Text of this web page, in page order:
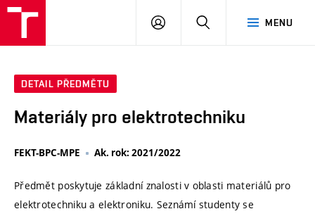
MENU
PŘIHLÁSIT
DETAIL PŘEDMĚTU
Materiály pro elektrotechniku
FEKT-BPC-MPE Ak. rok: 2021/2022
Předmět poskytuje základní znalosti v oblasti materiálů pro
elektrotechniku a elektroniku. Seznámí studenty se